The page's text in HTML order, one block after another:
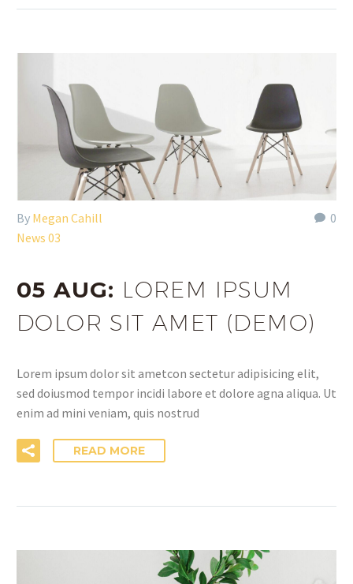
0
By Megan Cahill
News 03
05 AUG: LOREM IPSUM
DOLOR SIT AMET (DEMO)
Lorem ipsum dolor sit ametcon sectetur adipisicing elit,
sed doiusmod tempor incidi labore et dolore agna aliqua. Ut
enim ad mini veniam, quis nostrud
READ MORE